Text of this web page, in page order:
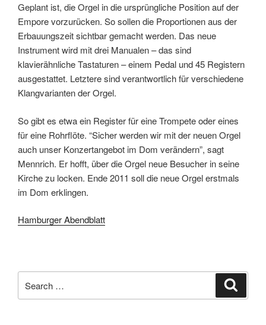
Geplant ist, die Orgel in die ursprüngliche Position auf der
Empore vorzurücken. So sollen die Proportionen aus der
Erbauungszeit sichtbar gemacht werden. Das neue
Instrument wird mit drei Manualen – das sind
klavierähnliche Tastaturen – einem Pedal und 45 Registern
ausgestattet. Letztere sind verantwortlich für verschiedene
Klangvarianten der Orgel.
So gibt es etwa ein Register für eine Trompete oder eines
für eine Rohrflöte. “Sicher werden wir mit der neuen Orgel
auch unser Konzertangebot im Dom verändern”, sagt
Mennrich. Er hofft, über die Orgel neue Besucher in seine
Kirche zu locken. Ende 2011 soll die neue Orgel erstmals
im Dom erklingen.
Hamburger Abendblatt
for: